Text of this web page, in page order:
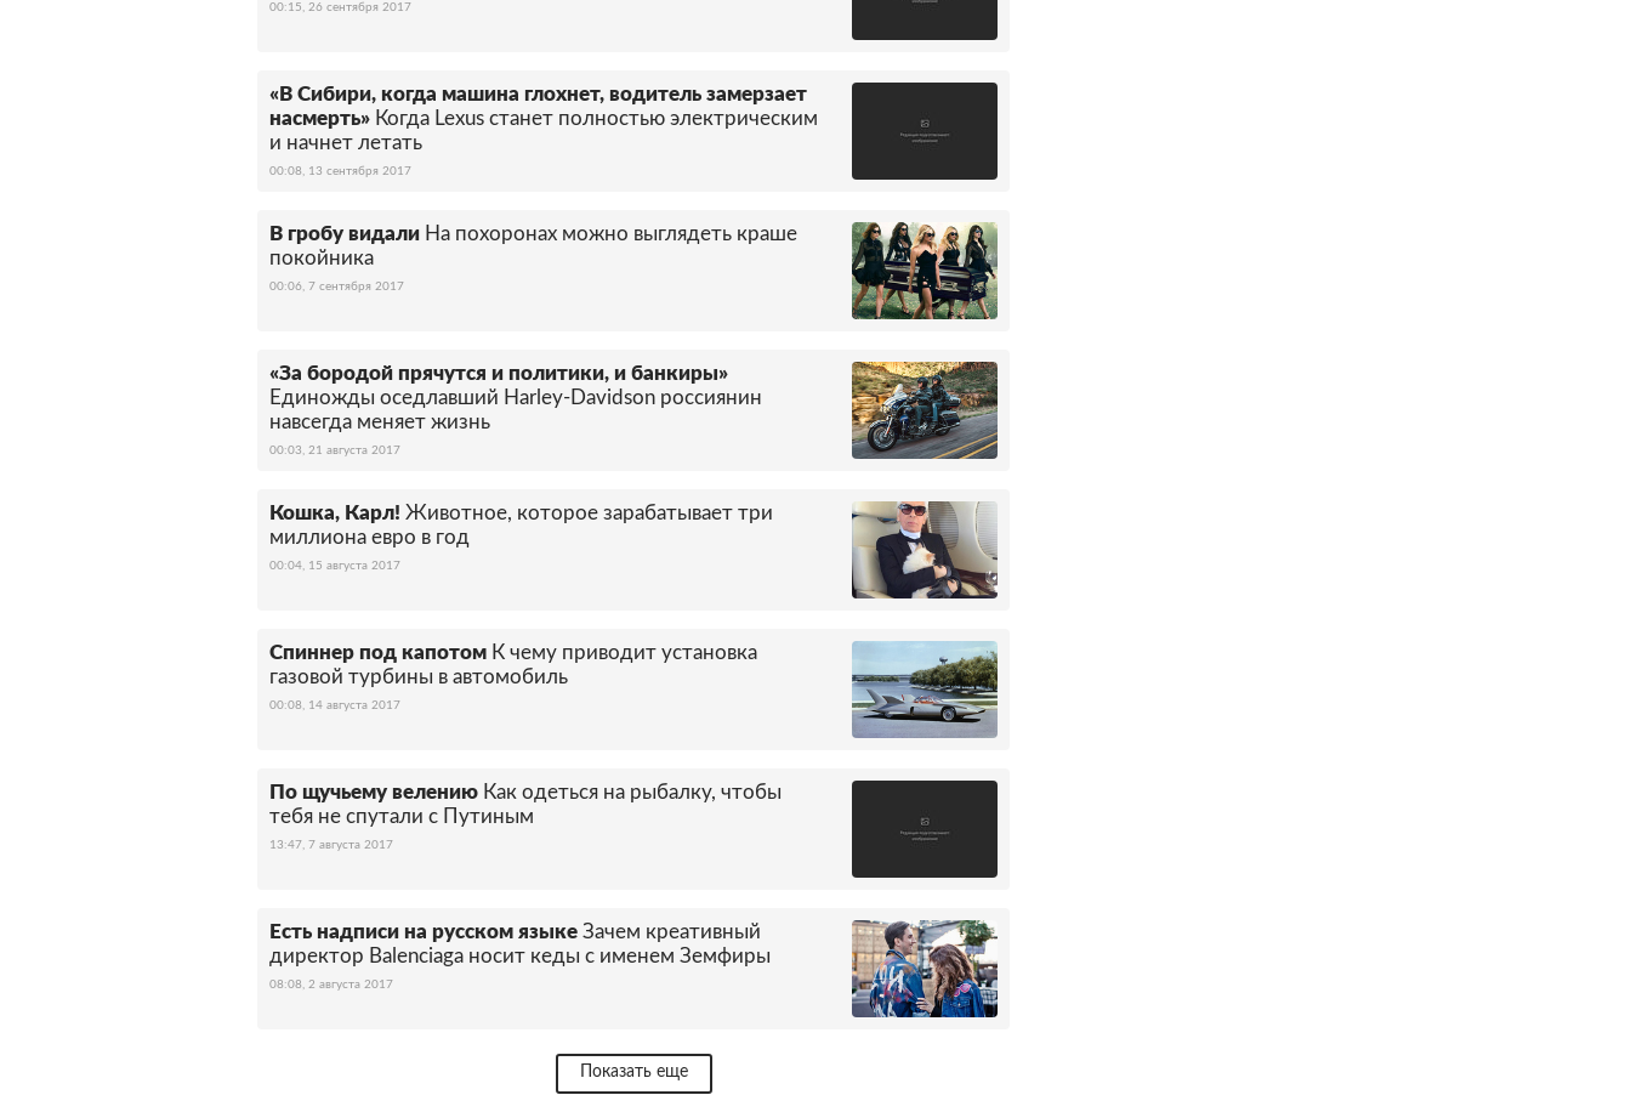
00:15, 26 сентября 2017
«В Сибири, когда машина глохнет, водитель замерзает
насмерть» Когда Lexus станет полностью электрическим
и начнет летать
00:08, 13 сентября 2017
В гробу видали На похоронах можно выглядеть краше
покойника
00:06, 7 сентября 2017
«За бородой прячутся и политики, и банкиры»
Единожды оседлавший Harley-Davidson россиянин
навсегда меняет жизнь
00:03, 21 августа 2017
Кошка, Карл! Животное, которое зарабатывает три
миллиона евро в год
00:04, 15 августа 2017
Спиннер под капотом К чему приводит установка
газовой турбины в автомобиль
00:08, 14 августа 2017
По щучьему велению Как одеться на рыбалку, чтобы
тебя не спутали с Путиным
13:47, 7 августа 2017
Есть надписи на русском языке Зачем креативный
директор Balenciaga носит кеды с именем Земфиры
08:08, 2 августа 2017
Показать еще